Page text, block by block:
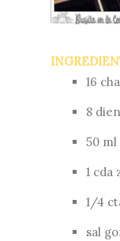
16
8
50
1 cda
1/4
sal